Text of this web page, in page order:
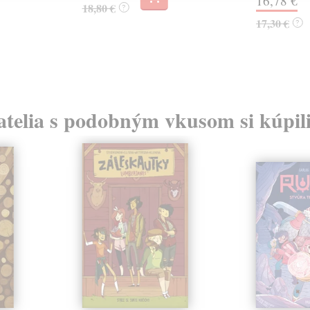
18,80 € ?
17,30 € ?
s podobným vkusom si